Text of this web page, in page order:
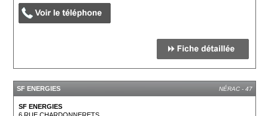
SF ENERGIES NÉRAC - 47
SF ENERGIES